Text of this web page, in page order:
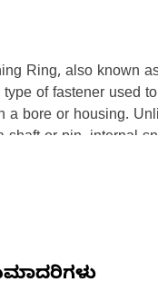
Ring, also known
of fastener used
a bore or housing.
shaft or pin, internal
or groove to hold
of
a retaining device,